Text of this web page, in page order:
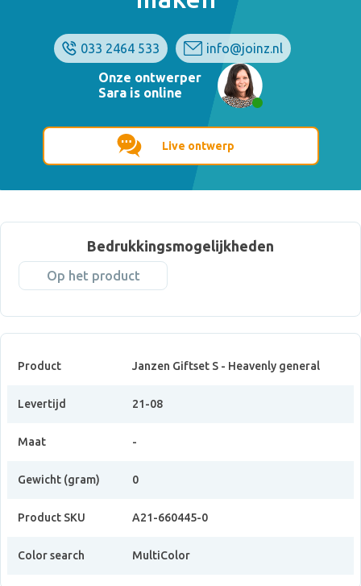
033 2464 533
info@joinz.nl
Onze ontwerper
Sara is online
Live ontwerp
Bedrukkingsmogelijkheden
Op het product
Product Janzen Giftset S - Heavenly general
Levertijd 21-08
Maat -
Gewicht (gram) 0
Product SKU A21-660445-0
Color search MultiColor